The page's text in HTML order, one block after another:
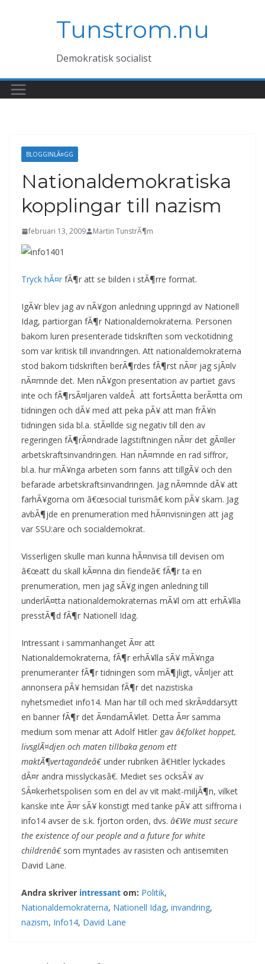
Tunstrom.nu
Demokratisk socialist
BLOGGINLÃ¤GG
Nationaldemokratiska
kopplingar till nazism
februari 13, 2009 Martin TunstrÃ¶m
Tryck hÃ¤r fÃ¶r att se bilden i stÃ¶rre format.
IgÃ¥r blev jag av nÃ¥gon anledning uppringd av Nationell
Idag, partiorgan fÃ¶r Nationaldemokraterna. Personen
bakom luren presenterade tidskriften som veckotidning
som var kritisk till invandringen. Att nationaldemokraterna
stod bakom tidskriften berÃ¶rdes fÃ¶rst nÃ¤r jag sjÃ¤lv
nÃ¤mnde det. Men nÃ¥gon presentation av partiet gavs
inte och fÃ¶rsÃ¤ljaren valdeÂ att fortsÃ¤tta berÃ¤tta om
tidningen och dÃ¥ med att peka pÃ¥ att man frÃ¥n
tidningen sida bl.a. stÃ¤llde sig negativ till den av
regeringen fÃ¶rÃ¤ndrade lagstiftningen nÃ¤r det gÃ¤ller
arbetskraftsinvandringen. Han nÃ¤mnde en rad siffror,
bl.a. hur mÃ¥nga arbeten som fanns att tillgÃ¥ och den
befarade arbetskraftsinvandringen. Jag nÃ¤mnde dÃ¥ att
farhÃ¥gorna om â€œsocial turismâ€ kom pÃ¥ skam. Jag
avbÃ¶jde en prenumeration med hÃ¤nvisningen att jag
var SSU:are och socialdemokrat.
Visserligen skulle man kunna hÃ¤nvisa till devisen om
â€œatt du skall kÃ¤nna din fiendeâ€ fÃ¶r ta en
prenumeration, men jag sÃ¥g ingen anledning till
underlÃ¤tta nationaldemokraternas mÃ¥l om att erhÃ¥lla
presstÃ¶d fÃ¶r Nationell Idag.
Intressant i sammanhanget Ã¤r att
Nationaldemokraterna, fÃ¶r erhÃ¥lla sÃ¥ mÃ¥nga
prenumeranter fÃ¶r tidningen som mÃ¶jligt, vÃ¤ljer att
annonsera pÃ¥ hemsidan fÃ¶r det nazistiska
nyhetsmediet info14. Man har till och med skrÃ¤ddarsytt
en banner fÃ¶r det Ã¤ndamÃ¥let. Detta Ã¤r samma
medium som menar att Adolf Hitler gav â€folket hoppet,
livsglÃ¤djen och maten tillbaka genom ett
maktÃ¶vertagandeâ€under rubriken â€Hitler lyckades
dÃ¤r andra misslyckasâ€. Mediet ses ocksÃ¥ av
SÃ¤kerhetspolisen som en del av vit makt-miljÃ¶n, vilket
kanske inte Ã¤r sÃ¥ konstigt med tanke pÃ¥ att siffrorna i
info14 avser de s.k. fjorton orden, dvs. â€We must secure
the existence of our people and a future for white
childrenâ€som myntades av rasisten och antisemiten
David Lane.
Andra skriver intressant om: Politik,
Nationaldemokraterna, Nationell Idag, invandring,
nazism, Info14, David Lane